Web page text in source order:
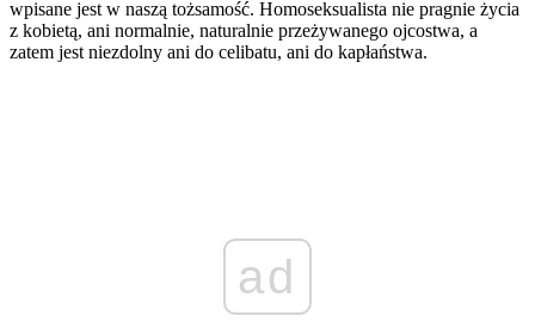
wpisane jest w naszą tożsamość. Homoseksualista nie pragnie życia
z kobietą, ani normalnie, naturalnie przeżywanego ojcostwa, a
zatem jest niezdolny ani do celibatu, ani do kapłaństwa.
ad